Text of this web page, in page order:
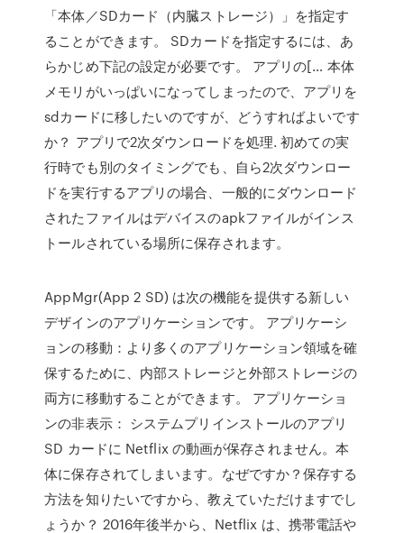
「本体／SDカード（内臓ストレージ）」を指定す
ることができます。 SDカードを指定するには、あ
らかじめ下記の設定が必要です。 アプリの[… 本体
メモリがいっぱいになってしまったので、アプリを
sdカードに移したいのですが、どうすればよいです
か？ アプリで2次ダウンロードを処理. 初めての実
行時でも別のタイミングでも、自ら2次ダウンロー
ドを実行するアプリの場合、一般的にダウンロード
されたファイルはデバイスのapkファイルがインス
トールされている場所に保存されます。
AppMgr(App 2 SD) は次の機能を提供する新しい
デザインのアプリケーションです。 アプリケーシ
ョンの移動：より多くのアプリケーション領域を確
保するために、内部ストレージと外部ストレージの
両方に移動することができます。 アプリケーショ
ンの非表示： システムプリインストールのアプリ
SD カードに Netflix の動画が保存されません。本
体に保存されてしまいます。なぜですか？保存する
方法を知りたいですから、教えていただけますでし
ょうか？ 2016年後半から、Netflix は、携帯電話や